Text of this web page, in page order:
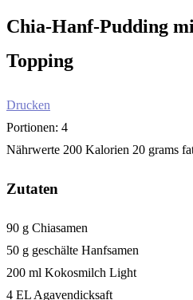
Chia-Hanf-Pudding
Topping
Drucken
Portionen: 4
Nährwerte 200 Kalorien 20 grams
Zutaten
90 g Chiasamen
50 g geschälte Hanfsamen
200 ml Kokosmilch Light
4 EL Agavendicksaft